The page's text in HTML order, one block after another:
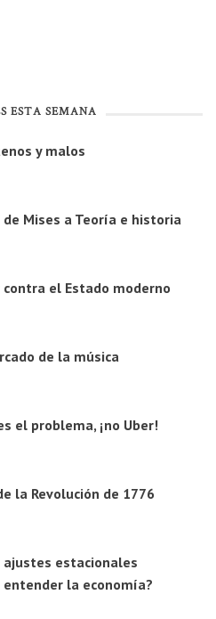
ESTA SEMANA
y malos
Mises a Teoría e historia
contra el Estado moderno
de la música
el problema, ¡no Uber!
la Revolución de 1776
ajustes estacionales
entender la economía?